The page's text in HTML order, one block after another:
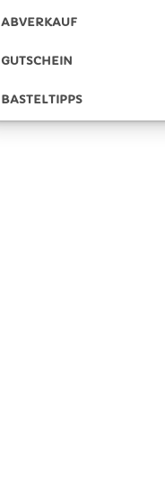
ABVERKAUF
GUTSCHEIN
BASTELTIPPS